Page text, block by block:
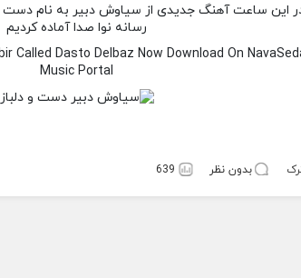
این ساعت آهنگ جدیدی از سیاوش دبیر به نام دست و
رسانه نوا صدا آماده کردیم
Called Dasto Delbaz Now Download On
Music Portal
بدون نظر 639